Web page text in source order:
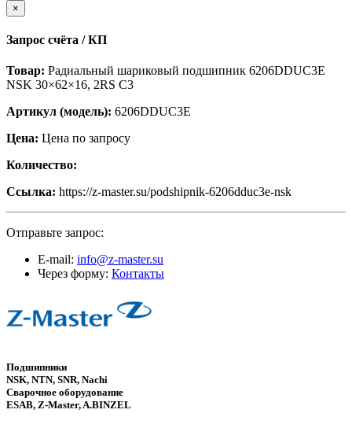
×
Запрос счёта / КП
Товар: Радиальный шариковый подшипник 6206DDUC3E
NSK 30×62×16, 2RS C3
Артикул (модель): 6206DDUC3E
Цена: Цена по запросу
Количество:
Ссылка: https://z-master.su/podshipnik-6206dduc3e-nsk
Отправьте запрос:
E-mail: info@z-master.su
Через форму: Контакты
Подшипники
NSK, NTN, SNR, Nachi
Сварочное оборудование
ESAB, Z-Master, A.BINZEL